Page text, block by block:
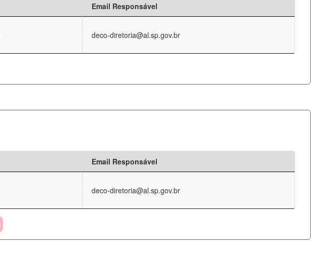
Email Responsável
deco-diretoria@al.sp.gov.br
Email Responsável
deco-diretoria@al.sp.gov.br